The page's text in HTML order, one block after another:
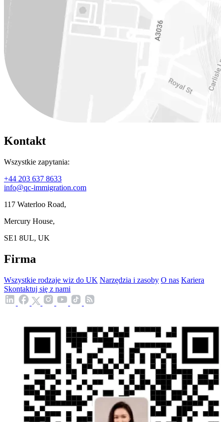
Kontakt
Wszystkie zapytania:
+44 203 637 8633
info@qc-immigration.com
117 Waterloo Road,
Mercury House,
SE1 8UL, UK
Firma
Wszystkie rodzaje wiz do UK Narzędzia i zasoby O nas Kariera
Skontaktuj się z nami